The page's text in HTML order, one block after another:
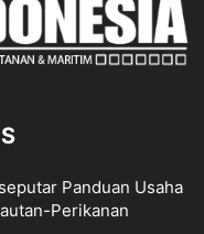
Panduan Usaha
Perikanan